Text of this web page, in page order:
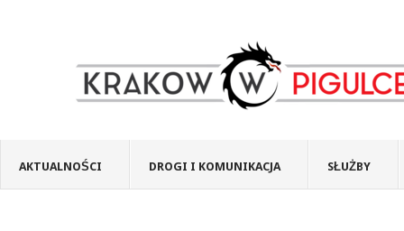
AKTUALNOŚCI DROGI I KOMUNIKACJA SŁUŻBY